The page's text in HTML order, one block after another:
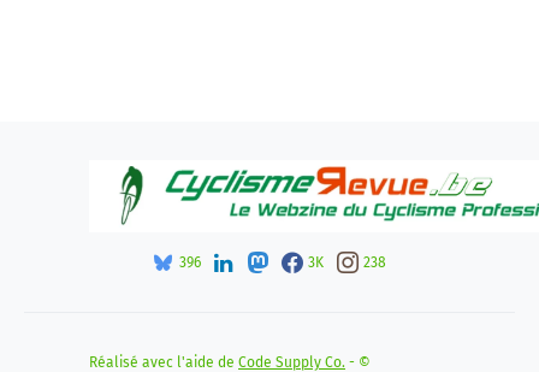
396 3K 238
Réalisé avec l'aide de Code Supply Co. - ©